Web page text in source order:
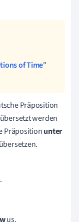
of Time"
Präposition
werden
Präpositionunter
us.